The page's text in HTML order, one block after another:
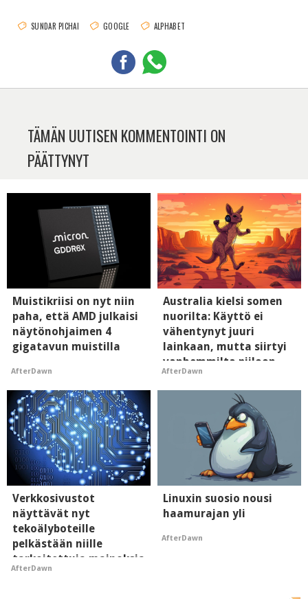
SUNDAR PICHAI GOOGLE ALPHABET
TÄMÄN UUTISEN KOMMENTOINTI ON
PÄÄTTYNYT
Muistikriisi on nyt niin
paha, että AMD julkaisi
näytönohjaimen 4
gigatavun muistilla
AfterDawn
Australia kielsi somen
nuorilta: Käyttö ei
vähentynyt juuri
lainkaan, mutta siirtyi
vanhemmilta piiloon
AfterDawn
Verkkosivustot
näyttävät nyt
tekoälyboteille
pelkästään niille
tarkoitettuja mainoksia
- vaikuttaa tekoälyn
AfterDawn
Linuxin suosio nousi
haamurajan yli
AfterDawn